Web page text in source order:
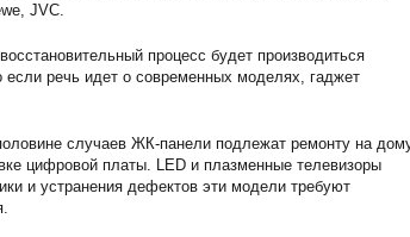
JVC.
процесс будет производиться
если речь идет о современных моделях, гаджет
случаев ЖК-панели подлежат ремонту на
цифровой платы. LED и плазменные телевизоры
и устранения дефектов эти модели требуют